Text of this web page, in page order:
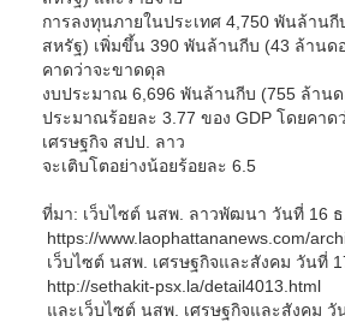
การลงทุนภายในประเทศ 4,750 พันล้าน
สหรัฐ) เพิ่มขึ้น 390 พันล้านกีบ (43 ล้านด
คาดว่าจะขาดดุล
งบประมาณ 6,696 พันล้านกีบ (755 ล้าน
ประมาณร้อยละ 3.77 ของ GDP โดยคาด
เศรษฐกิจ สปป. ลาว
จะเติบโตอย่างน้อยร้อยละ 6.5
ที่มา: เว็บไซต์ นสพ. ลาวพัฒนา วันที่ 16 ธ
https://www.laophattananews.com/
เว็บไซต์ นสพ. เศรษฐกิจและสังคม วันที่
http://sethakit-psx.la/detail4013.html
และเว็บไซต์ นสพ. เศรษฐกิจและสังคม วั